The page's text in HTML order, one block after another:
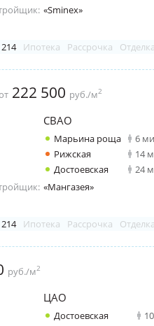
«Sminex»
Ипотека Рассрочка
222 500 руб./м2
СВАО
Марьина роща
6
Рижская
14
Достоевская
24
«Мангазея»
Ипотека Рассрочка
руб./м2
ЦАО
Достоевская